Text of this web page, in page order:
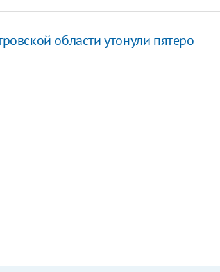
области утонули пятеро